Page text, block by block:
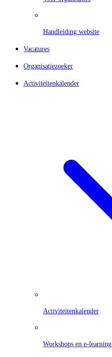
Handleiding website
Vacatures
Organisatiezoeker
Activiteitenkalender
Activiteitenkalender
Workshops en e-learning